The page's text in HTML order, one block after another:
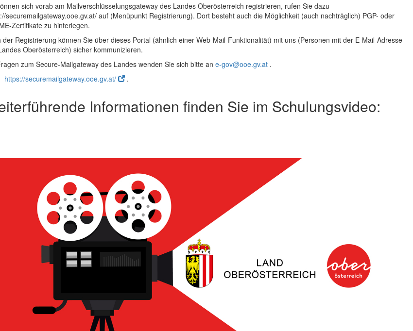
sich vorab am Mailverschlüsselungsgateway des Landes Oberösterreich registrieren, rufen Sie dazu
securemailgateway.ooe.gv.at/ auf (Menüpunkt Registrierung). Dort besteht auch die Möglichkeit (auch nachträglich) PGP- oder
Zertifikate zu hinterlegen.
der Registrierung können Sie über dieses Portal (ähnlich einer Web-Mail-Funktionalität) mit uns (Personen mit der E-Mail-Adresse
Oberösterreich) sicher kommunizieren.
zum Secure-Mailgateway des Landes wenden Sie sich bitte an e-gov@ooe.gv.at .
https://securemailgateway.ooe.gv.at/
.
Informationen finden Sie im Schulungsvideo: